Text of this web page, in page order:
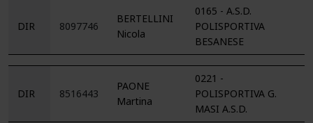
DIR 8097746
BERTELLINI
Nicola
0165 - A.S.D.
POLISPORTIVA
BESANESE
DIR 8516443
PAONE
Martina
0221 -
POLISPORTIVA G.
MASI A.S.D.